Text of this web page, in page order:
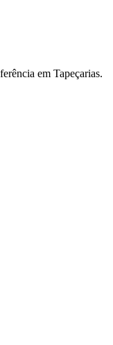
em Tapeçarias.